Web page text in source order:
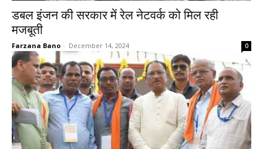
डबल इंजन की सरकार में रेल नेटवर्क को मिल रही
मजबूती
Farzana Bano - December 14, 2024 0